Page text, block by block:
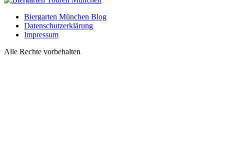
Biergarten München Blog
Datenschutzerklärung
Impressum
Alle Rechte vorbehalten